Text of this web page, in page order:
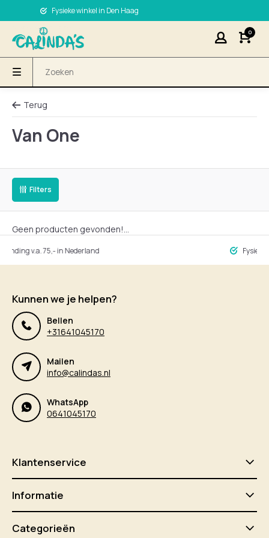
Fysieke winkel in Den Haag
0
Terug
Van One
Filters
Geen producten gevonden!...
v.a. 75,- in Nederland Fysieke
Kunnen we je helpen?
Bellen
+31641045170
Mailen
info@calindas.nl
WhatsApp
0641045170
Klantenservice
Informatie
Categorieën